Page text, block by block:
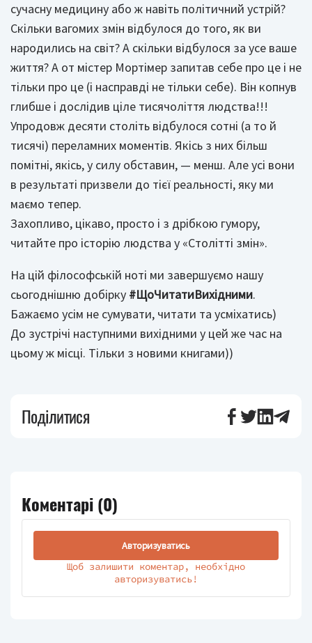
сучасну медицину або ж навіть політичний устрій?
Скільки вагомих змін відбулося до того, як ви
народились на світ? А скільки відбулося за усе ваше
життя? А от містер Мортімер запитав себе про це і не
тільки про це (і насправді не тільки себе). Він копнув
глибше і дослідив ціле тисячоліття людства!!!
Упродовж десяти століть відбулося сотні (а то й
тисячі) переламних моментів. Якісь з них більш
помітні, якісь, у силу обставин, — менш. Але усі вони
в результаті призвели до тієї реальності, яку ми
маємо тепер.
Захопливо, цікаво, просто і з дрібкою гумору,
читайте про історію людства у «Столітті змін».
На цій філософській ноті ми завершуємо нашу
сьогоднішню добірку #ЩоЧитатиВихідними.
Бажаємо усім не сумувати, читати та усміхатись)
До зустрічі наступними вихідними у цей же час на
цьому ж місці. Тільки з новими книгами))
Поділитися
Коментарі (0)
Щоб залишити коментар, необхідно
авторизуватись!
Авторизуватись